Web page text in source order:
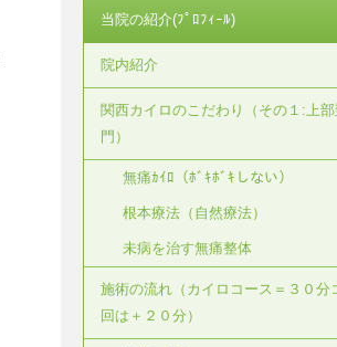
当院の紹介(ﾌﾟﾛﾌｨｰﾙ)
院内紹介
関西カイロのこだわり（その１:上
門）
無痛ｶｲﾛ（ﾎﾞｷﾎﾞｷしない）
根本療法（自然療法）
未病を治す無痛整体
施術の流れ（カイロコース＝３０分
回は＋２０分）